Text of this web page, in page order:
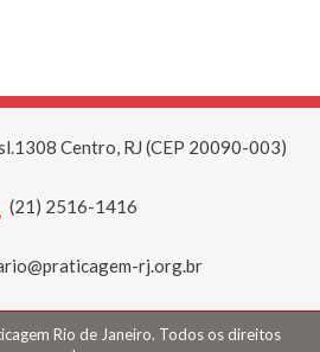
Centro, RJ (CEP 20090-003)
(21) 2516-1416
rj.org.br
Rio de Janeiro. Todos os direitos